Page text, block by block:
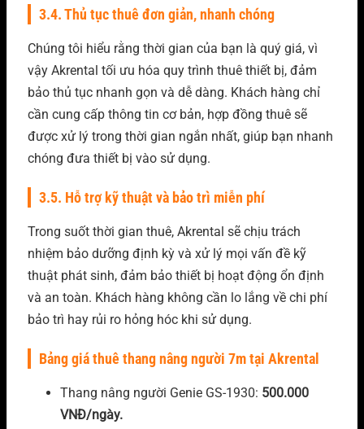
3.4. Thủ tục thuê đơn giản, nhanh chóng
Chúng tôi hiểu rằng thời gian của bạn là quý giá, vì
vậy Akrental tối ưu hóa quy trình thuê thiết bị, đảm
bảo thủ tục nhanh gọn và dễ dàng. Khách hàng chỉ
cần cung cấp thông tin cơ bản, hợp đồng thuê sẽ
được xử lý trong thời gian ngắn nhất, giúp bạn nhanh
chóng đưa thiết bị vào sử dụng.
3.5. Hỗ trợ kỹ thuật và bảo trì miễn phí
Trong suốt thời gian thuê, Akrental sẽ chịu trách
nhiệm bảo dưỡng định kỳ và xử lý mọi vấn đề kỹ
thuật phát sinh, đảm bảo thiết bị hoạt động ổn định
và an toàn. Khách hàng không cần lo lắng về chi phí
bảo trì hay rủi ro hỏng hóc khi sử dụng.
Bảng giá thuê thang nâng người 7m tại Akrental
Thang nâng người Genie GS-1930: 500.000
VNĐ/ngày.